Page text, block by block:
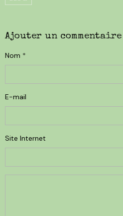
Ajouter un commentaire
Nom
E-mail
Site Internet